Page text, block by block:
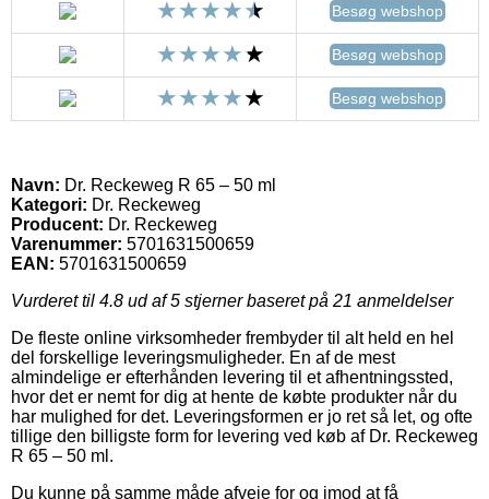
Besøg webshop
Besøg webshop
Besøg webshop
Navn: Dr. Reckeweg R 65 – 50 ml
Kategori: Dr. Reckeweg
Producent: Dr. Reckeweg
Varenummer: 5701631500659
EAN: 5701631500659
Vurderet til 4.8 ud af 5 stjerner baseret på 21 anmeldelser
De fleste online virksomheder frembyder til alt held en hel
del forskellige leveringsmuligheder. En af de mest
almindelige er efterhånden levering til et afhentningssted,
hvor det er nemt for dig at hente de købte produkter når du
har mulighed for det. Leveringsformen er jo ret så let, og ofte
tillige den billigste form for levering ved køb af Dr. Reckeweg
R 65 – 50 ml.
Du kunne på samme måde afveje for og imod at få